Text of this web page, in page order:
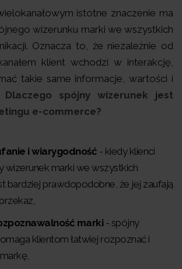
istotne znaczenie ma
wizerunku marki we wszystkich
Oznacza to, że niezależnie od
klient wchodzi w interakcję,
takie same informacje, wartości i
Dlaczego spójny wizerunek jest
e-commerce?
i wiarygodność - kiedy klienci
wizerunek marki we wszystkich
bardziej prawdopodobne, że jej zaufają
marki - spójny
klientom łatwiej rozpoznać i